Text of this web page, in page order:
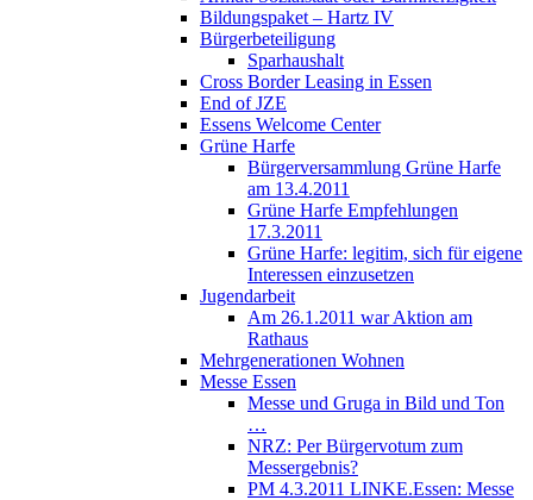
Bildungspaket – Hartz IV
Bürgerbeteiligung
Sparhaushalt
Cross Border Leasing in Essen
End of JZE
Essens Welcome Center
Grüne Harfe
Bürgerversammlung Grüne Harfe
am 13.4.2011
Grüne Harfe Empfehlungen
17.3.2011
Grüne Harfe: legitim, sich für eigene
Interessen einzusetzen
Jugendarbeit
Am 26.1.2011 war Aktion am
Rathaus
Mehrgenerationen Wohnen
Messe Essen
Messe und Gruga in Bild und Ton
…
NRZ: Per Bürgervotum zum
Messergebnis?
PM 4.3.2011 LINKE.Essen: Messe